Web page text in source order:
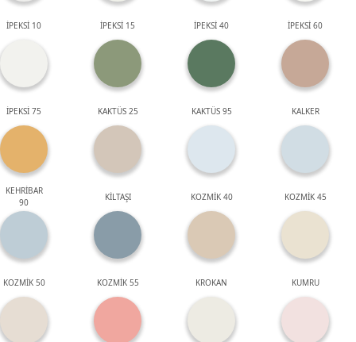
İPEKSİ 10 İPEKSİ 15 İPEKSİ 40 İPEKSİ 60
İPEKSİ 75 KAKTÜS 25 KAKTÜS 95 KALKER
KEHRİBAR
90
KİLTAŞI KOZMİK 40 KOZMİK 45
KOZMİK 50 KOZMİK 55 KROKAN KUMRU